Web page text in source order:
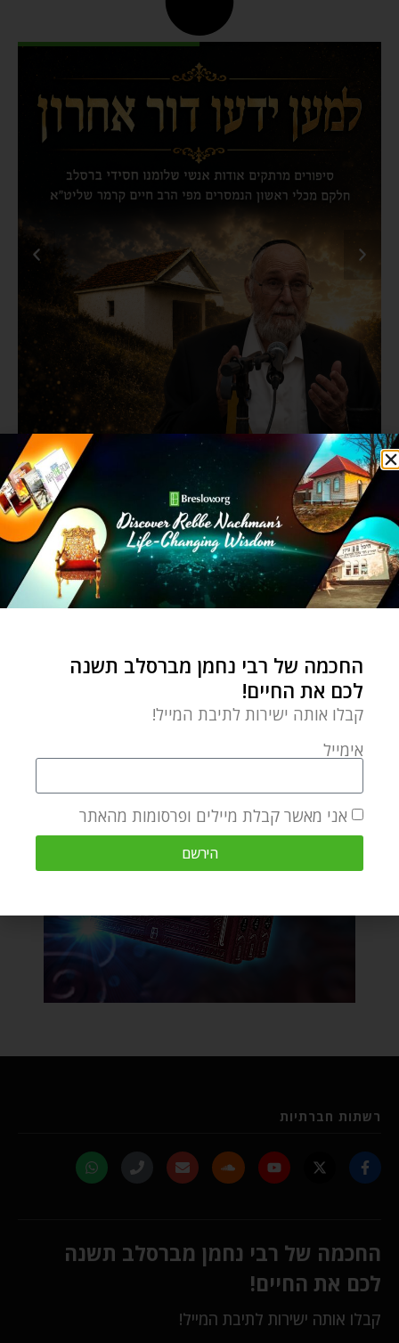
רשתות חברתיות
החכמה של רבי נחמן מברסלב תשנה
לכם את החיים!
קבלו אותה ישירות לתיבת המייל!
החכמה של רבי נחמן מברסלב תשנה
לכם את החיים!
קבלו אותה ישירות לתיבת המייל!
אימייל
אני מאשר קבלת מיילים ופרסומות מהאתר
הירשם